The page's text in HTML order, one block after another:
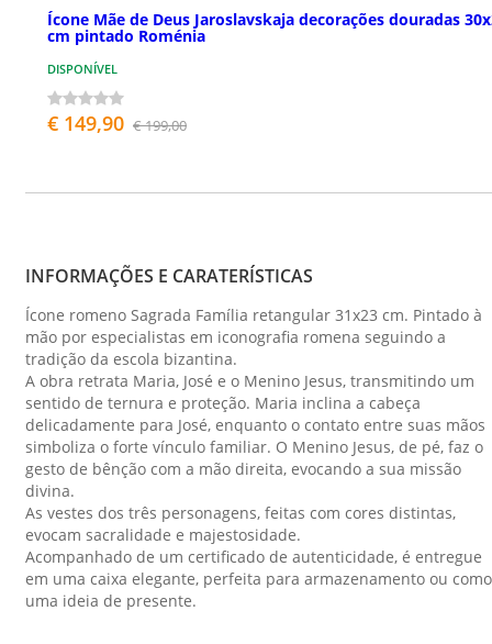
Ícone Mãe de Deus Jaroslavskaja decorações douradas
cm pintado Roménia
DISPONÍVEL
€ 149,90 € 199,00
INFORMAÇÕES E CARATERÍSTICAS
Ícone romeno Sagrada Família retangular 31x23 cm. Pintado à
mão por especialistas em iconografia romena seguindo a
tradição da escola bizantina.
A obra retrata Maria, José e o Menino Jesus, transmitindo um
sentido de ternura e proteção. Maria inclina a cabeça
delicadamente para José, enquanto o contato entre suas mãos
simboliza o forte vínculo familiar. O Menino Jesus, de pé, faz o
gesto de bênção com a mão direita, evocando a sua missão
divina.
As vestes dos três personagens, feitas com cores distintas,
evocam sacralidade e majestosidade.
Acompanhado de um certificado de autenticidade, é entregue
em uma caixa elegante, perfeita para armazenamento ou como
uma ideia de presente.